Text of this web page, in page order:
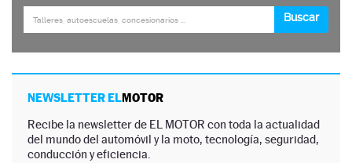
NEWSLETTER ELMOTOR
Recibe la newsletter de EL MOTOR con toda la actualidad
del mundo del automóvil y la moto, tecnología, seguridad,
conducción y eficiencia.